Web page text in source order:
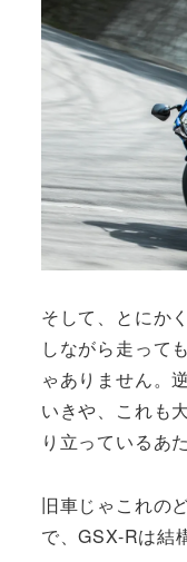
そして、とにか
しながら走って
ゃありません。
いきや、これも
り立っているあ
旧車じゃこれの
で、GSX-Rは結